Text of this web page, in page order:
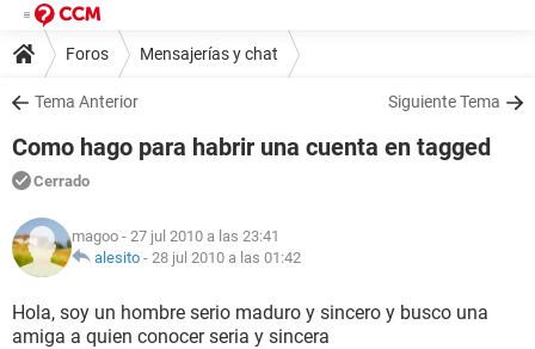
Foros Mensajerías y chat
Tema Anterior Siguiente Tema
Como hago para habrir una cuenta en tagged
Cerrado
magoo - 27 jul 2010 a las 23:41
alesito - 28 jul 2010 a las 01:42
Hola, soy un hombre serio maduro y sincero y busco una
amiga a quien conocer seria y sincera